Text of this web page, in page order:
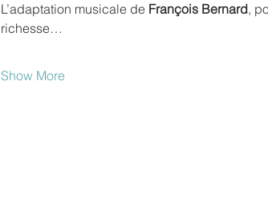
L’adaptation musicale de François Bernard,
richesse…
Show More